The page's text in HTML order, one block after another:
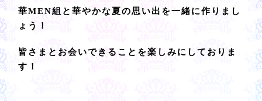
華MEN組と華やかな夏の思い出を一緒に作りまし
ょう！
皆さまとお会いできることを楽しみにしておりま
す！